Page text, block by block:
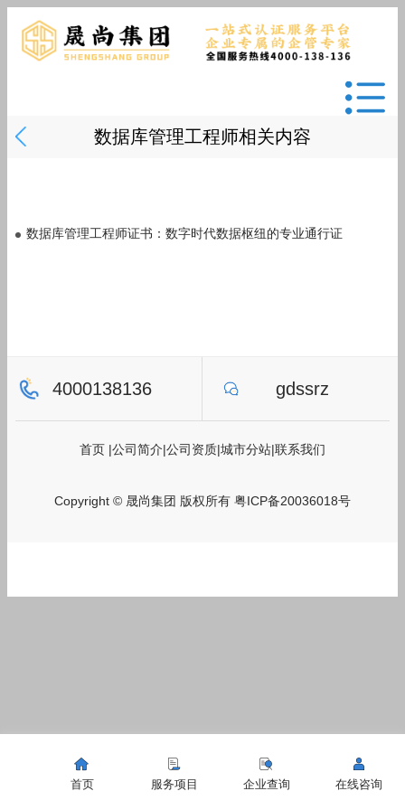
数据库管理工程师相关内容
数据库管理工程师证书：数字时代数据枢纽的专业通行证
4000138136 gdssrz
首页 |公司简介|公司资质|城市分站|联系我们
Copyright © 晟尚集团 版权所有 粤ICP备20036018号
首页 服务项目 企业查询 在线咨询